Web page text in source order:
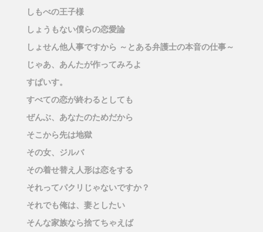
しもべの王子様
しょうもない僕らの恋愛論
しょせん他人事ですから ～とある弁護士の本音の仕事～
じゃあ、あんたが作ってみろよ
すぱいす。
すべての恋が終わるとしても
ぜんぶ、あなたのためだから
そこから先は地獄
その女、ジルバ
その着せ替え人形は恋をする
それってパクリじゃないですか？
それでも俺は、妻としたい
そんな家族なら捨てちゃえば